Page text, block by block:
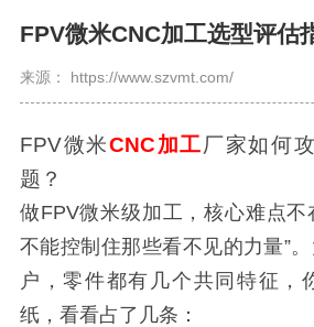
FPV微米CNC加工选型评估
来源： https://www.szvmt.com/
FPV微米CNC加工厂家如何
题？
做FPV微米级加工，核心难点不
不能控制住那些看不见的力量”
户，零件都有几个共同特征，
纸，看看占了几条：